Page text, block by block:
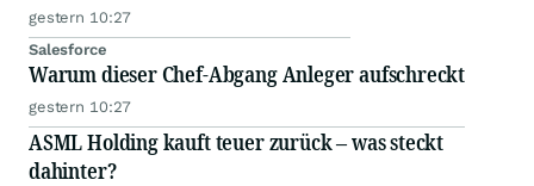
gestern 10:27
Salesforce
Warum dieser Chef-Abgang Anleger aufschreckt
gestern 10:27
ASML Holding kauft teuer zurück – was steckt
dahinter?